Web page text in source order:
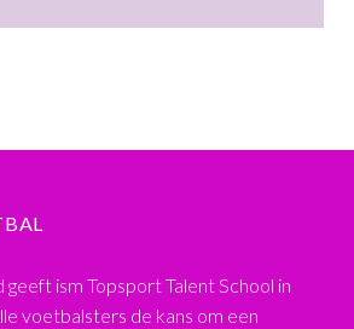
ism Topsport Talent School in
voetbalsters de kans om een